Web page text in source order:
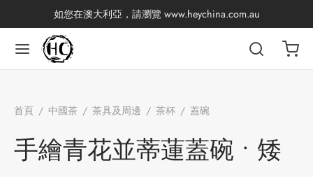
如您在澳大利亞，請瀏覽 www.heychina.com.au
首頁 / 中國茶 / 茶具及周邊 / 茶杯 / 蓋碗
手繪青花並蒂蓮蓋碗 • 矮